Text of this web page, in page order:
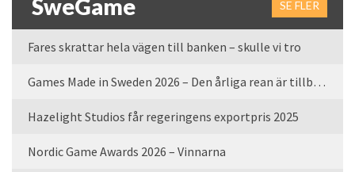
SweGame SE FLER
Fares skrattar hela vägen till banken – skulle vi tro
Games Made in Sweden 2026 – Den årliga rean är tillbaka
Hazelight Studios får regeringens exportpris 2025
Nordic Game Awards 2026 – Vinnarna